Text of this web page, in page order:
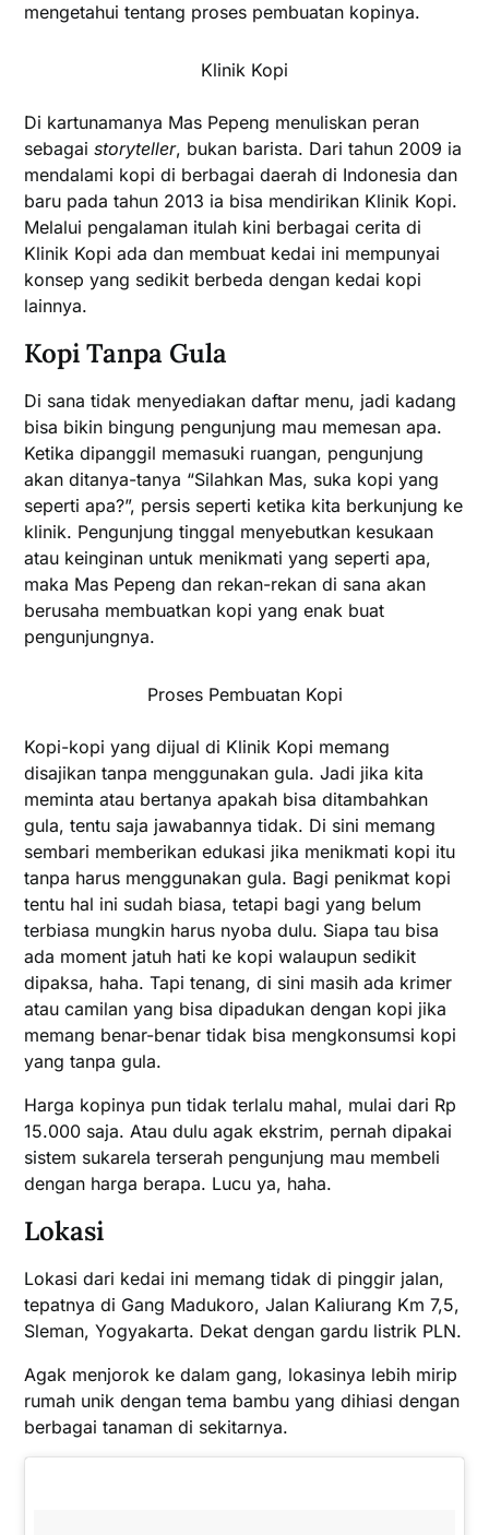
mengetahui tentang proses pembuatan kopinya.
Klinik Kopi
Di kartunamanya Mas Pepeng menuliskan peran
sebagaistoryteller, bukan barista. Dari tahun 2009 ia
mendalami kopi di berbagai daerah di Indonesia dan
baru pada tahun 2013 ia bisa mendirikan Klinik Kopi.
Melalui pengalaman itulah kini berbagai cerita di
Klinik Kopi ada dan membuat kedai ini mempunyai
konsep yang sedikit berbeda dengan kedai kopi
lainnya.
Kopi Tanpa Gula
Di sana tidak menyediakan daftar menu, jadi kadang
bisa bikin bingung pengunjung mau memesan apa.
Ketika dipanggil memasuki ruangan, pengunjung
akan ditanya-tanya “Silahkan Mas, suka kopi yang
seperti apa?”, persis seperti ketika kita berkunjung ke
klinik. Pengunjung tinggal menyebutkan kesukaan
atau keinginan untuk menikmati yang seperti apa,
maka Mas Pepeng dan rekan-rekan di sana akan
berusaha membuatkan kopi yang enak buat
pengunjungnya.
Proses Pembuatan Kopi
Kopi-kopi yang dijual di Klinik Kopi memang
disajikan tanpa menggunakan gula. Jadi jika kita
meminta atau bertanya apakah bisa ditambahkan
gula, tentu saja jawabannya tidak. Di sini memang
sembari memberikan edukasi jika menikmati kopi itu
tanpa harus menggunakan gula. Bagi penikmat kopi
tentu hal ini sudah biasa, tetapi bagi yang belum
terbiasa mungkin harus nyoba dulu. Siapa tau bisa
ada moment jatuh hati ke kopi walaupun sedikit
dipaksa, haha. Tapi tenang, di sini masih ada krimer
atau camilan yang bisa dipadukan dengan kopi jika
memang benar-benar tidak bisa mengkonsumsi kopi
yang tanpa gula.
Harga kopinya pun tidak terlalu mahal, mulai dari Rp
15.000 saja. Atau dulu agak ekstrim, pernah dipakai
sistem sukarela terserah pengunjung mau membeli
dengan harga berapa. Lucu ya, haha.
Lokasi
Lokasi dari kedai ini memang tidak di pinggir jalan,
tepatnya di Gang Madukoro, Jalan Kaliurang Km 7,5,
Sleman, Yogyakarta. Dekat dengan gardu listrik PLN.
Agak menjorok ke dalam gang, lokasinya lebih mirip
rumah unik dengan tema bambu yang dihiasi dengan
berbagai tanaman di sekitarnya.